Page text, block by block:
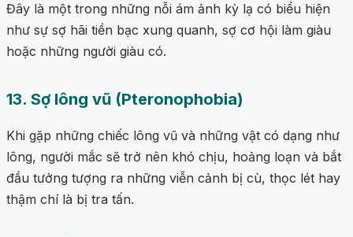
Đây là một trong những nỗi ám ảnh kỳ lạ có biểu hiện
như sự sợ hãi tiền bạc xung quanh, sợ cơ hội làm giàu
hoặc những người giàu có.
13. Sợ lông vũ (Pteronophobia)
Khi gặp những chiếc lông vũ và những vật có dạng như
lông, người mắc sẽ trở nên khó chịu, hoảng loạn và bắt
đầu tưởng tượng ra những viễn cảnh bị cù, thọc lét hay
thậm chí là bị tra tấn.